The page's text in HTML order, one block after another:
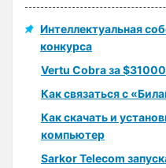
Интеллектуальная
конкурса
Vertu Cobra за
Как связаться с
Как скачать и
компьютер
Sarkor Telecom